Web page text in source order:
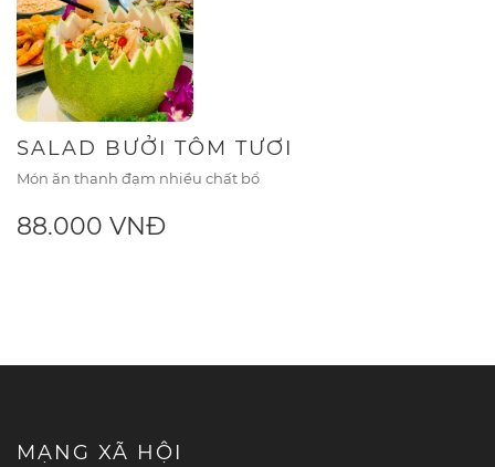
SALAD BƯỞI TÔM TƯƠI
Món ăn thanh đạm nhiều chất bổ
88.000 VNĐ
MẠNG XÃ HỘI